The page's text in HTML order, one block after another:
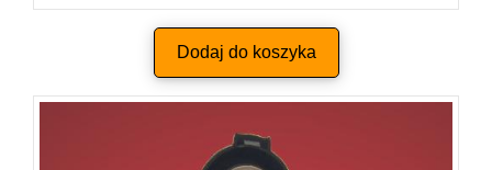
Dodaj do koszyka